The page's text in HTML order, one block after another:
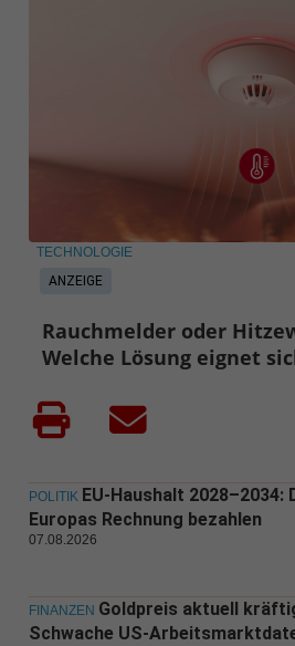
ANZEIGE
TECHNOLOGIE
Rauchmelder oder
Welche Lösung eignet
POLITIK EU-Haushalt 2028–2034:
Europas Rechnung bezahlen
07.08.2026
FINANZEN Goldpreis aktuell
Schwache US-